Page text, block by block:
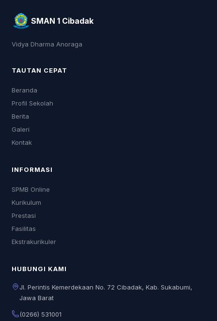
SMAN 1 Cibadak
Vidya Dharma Anoraga
TAUTAN CEPAT
Beranda
Profil Sekolah
Berita
Galeri
Kontak
INFORMASI
SPMB Online
Kurikulum
Prestasi
Fasilitas
Ekstrakurikuler
HUBUNGI KAMI
Jl. Perintis Kemerdekaan No. 72 Cibadak, Kab. Sukabumi,
Jawa Barat
(0266) 531001